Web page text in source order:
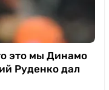
это мы Динамо
Руденко дал